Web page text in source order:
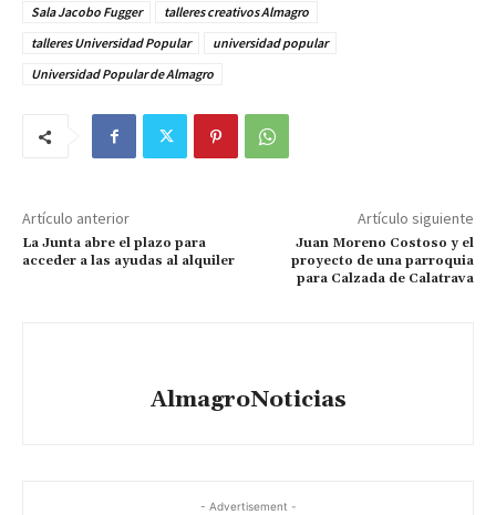
Sala Jacobo Fugger
talleres creativos Almagro
talleres Universidad Popular
universidad popular
Universidad Popular de Almagro
Artículo anterior
La Junta abre el plazo para
acceder a las ayudas al alquiler
Artículo siguiente
Juan Moreno Costoso y el
proyecto de una parroquia
para Calzada de Calatrava
AlmagroNoticias
- Advertisement -